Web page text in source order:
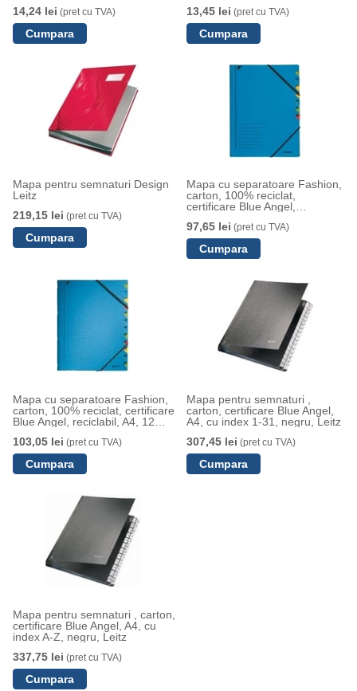
14,24 lei (pret cu TVA) 13,45 lei (pret cu TVA)
Mapa pentru semnaturi Design
Leitz
219,15 lei (pret cu TVA)
Mapa cu separatoare Fashion,
carton, 100% reciclat,
certificare Blue Angel,
albastru, Leitz
97,65 lei (pret cu TVA)
Mapa cu separatoare Fashion,
carton, 100% reciclat, certificare
Blue Angel, reciclabil, A4, 12
103,05 lei (pret cu TVA)
Mapa pentru semnaturi ,
carton, certificare Blue Angel,
A4, cu index 1-31, negru, Leitz
307,45 lei (pret cu TVA)
Mapa pentru semnaturi , carton,
certificare Blue Angel, A4, cu
index A-Z, negru, Leitz
337,75 lei (pret cu TVA)